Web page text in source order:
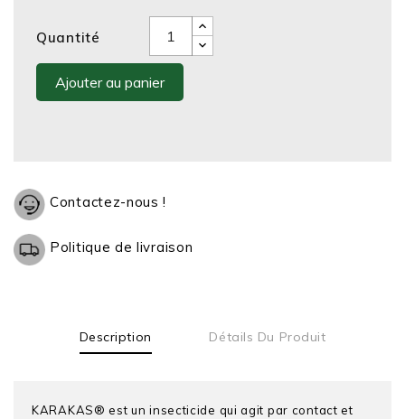
Quantité
Ajouter au panier
Contactez-nous !
Politique de livraison
Description Détails Du Produit
KARAKAS® est un insecticide qui agit par contact et